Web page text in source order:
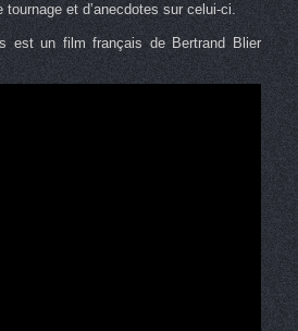
et d’anecdotes sur celui-ci.
est un film français de Bertrand Blier